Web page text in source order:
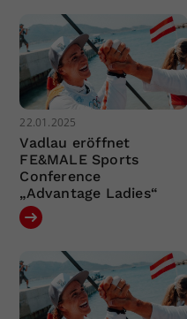
22.01.2025
Vadlau eröffnet
FE&MALE Sports
Conference
„Advantage Ladies“